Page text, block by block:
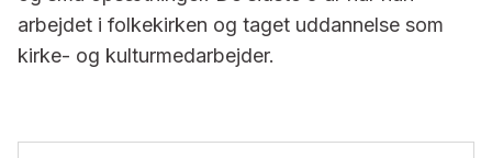
arbejdet i folkekirken og taget uddannelse som
kirke- og kulturmedarbejder.